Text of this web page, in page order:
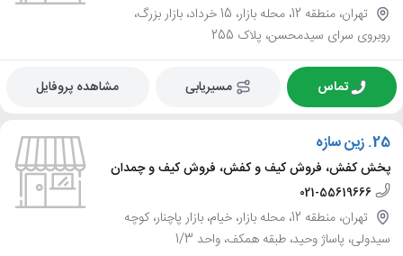
تهران، منطقه 12، محله بازار، 15 خرداد، بازار بزرگ،
روبروی سرای سیدمحسن، پلاک 255
تماس مسیریابی مشاهده پروفایل
25. زین سازه
پخش کفش، فروش کیف و کفش، فروش کیف و چمدان
021-55619666
تهران، منطقه 12، محله بازار، خیام، بازار پاچنار، کوچه
سیدولی، پاساژ وحید، طبقه همکف، واحد 1/3